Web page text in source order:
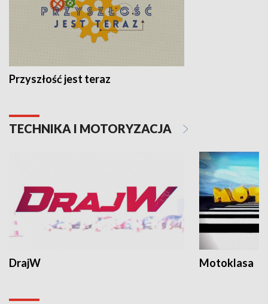
Przyszłość jest teraz
TECHNIKA I MOTORYZACJA
DrajW Motoklasa